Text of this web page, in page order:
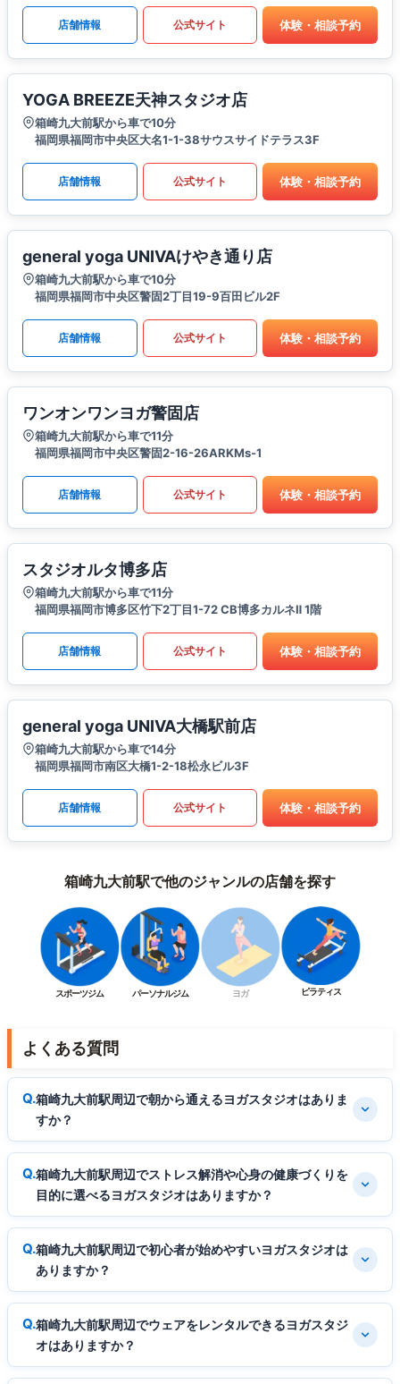
店舗情報 公式サイト 体験・相談予約
YOGA BREEZE天神スタジオ店
箱崎九大前駅から車で10分
福岡県福岡市中央区大名1-1-38サウスサイドテラス3F
店舗情報 公式サイト 体験・相談予約
general yoga UNIVAけやき通り店
箱崎九大前駅から車で10分
福岡県福岡市中央区警固2丁目19-9百田ビル2F
店舗情報 公式サイト 体験・相談予約
ワンオンワンヨガ警固店
箱崎九大前駅から車で11分
福岡県福岡市中央区警固2-16-26ARKMs-1
店舗情報 公式サイト 体験・相談予約
スタジオルタ博多店
箱崎九大前駅から車で11分
福岡県福岡市博多区竹下2丁目1-72 CB博多カルネⅡ 1階
店舗情報 公式サイト 体験・相談予約
general yoga UNIVA大橋駅前店
箱崎九大前駅から車で14分
福岡県福岡市南区大橋1-2-18松永ビル3F
店舗情報 公式サイト 体験・相談予約
箱崎九大前駅で他のジャンルの店舗を探す
スポーツジム パーソナルジム ヨガ ピラティス
よくある質問
箱崎九大前駅周辺で朝から通えるヨガスタジオはありま
すか？
箱崎九大前駅周辺でストレス解消や心身の健康づくりを
目的に選べるヨガスタジオはありますか？
箱崎九大前駅周辺で初心者が始めやすいヨガスタジオは
ありますか？
箱崎九大前駅周辺でウェアをレンタルできるヨガスタジ
オはありますか？